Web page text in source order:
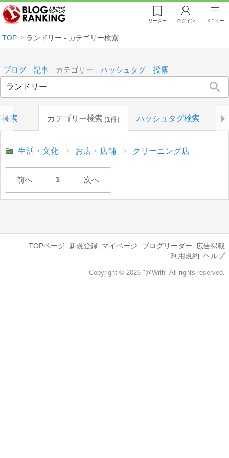
リーダー ログイン メニュー
TOP ランドリー - カテゴリー検索
ブログ 記事 カテゴリー ハッシュタグ 投票
索 カテゴリー検索 1件 ハッシュタグ検索
生活・文化 お店・店舗 クリーニング店
前へ 1 次へ
TOPページ 新規登録 マイページ ブログリーダー
広告掲載
利用規約 ヘルプ
Copyright © 2026 "@With" All rights reserved.